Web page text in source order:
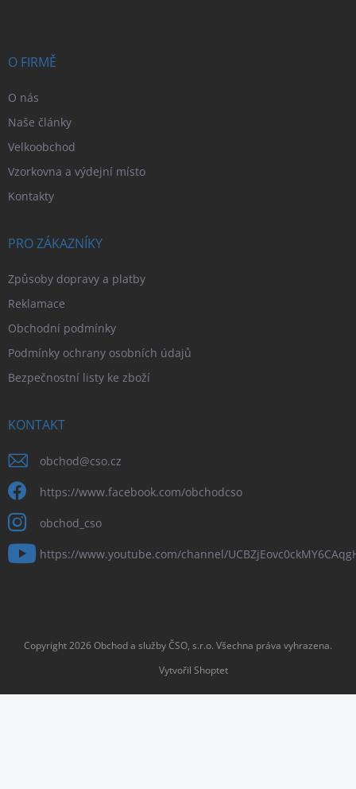
O FIRMĚ
O nás
Naše články
Velkoobchod
Vzorkovna a výdejní místo
Kontakty
PRO ZÁKAZNÍKY
Způsoby dopravy a platby
Reklamace
Obchodní podmínky
Podmínky ochrany osobních údajů
Bezpečnostní listy ke zboží
KONTAKT
obchod@cso.cz
https://www.facebook.com/obchodcso
obchod_cso
https://www.youtube.com/channel/
Vytvořil Shoptet
Copyright 2026Obchod a služby ČSO, s.r.o. Všechna práva vyhrazena.